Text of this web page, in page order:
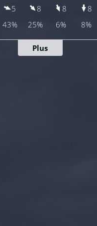
5 8 8 8
43% 25% 6% 8%
Plus